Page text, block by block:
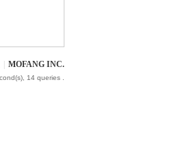
MOFANG INC.
14 queries .